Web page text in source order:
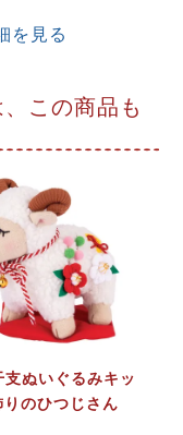
を見る
この商品も
ぬいぐるみキッ
りのひつじさん